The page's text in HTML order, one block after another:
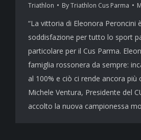
Triathlon ByTriathlon Cus Parma
“La vittoria di Eleonora Peroncini
soddisfazione per tutto lo sport
particolare per il Cus Parma.
famiglia rossonera da sempre:
al 100% e ciò ci rende ancora più
Michele Ventura, Presidente del
accolto la nuova campionessa